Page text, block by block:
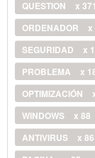
QUESTION
x 371
ORDENADOR
x
SEGURIDAD
x
PROBLEMA
x
OPTIMIZACIÓN
WINDOWS
x 88
ANTIVIRUS
x 86